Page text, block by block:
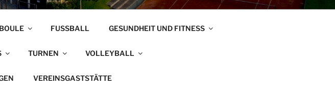
BOULE FUSSBALL GESUNDHEIT UND FITNESS
TURNEN VOLLEYBALL
VEREINSGASTSTÄTTE